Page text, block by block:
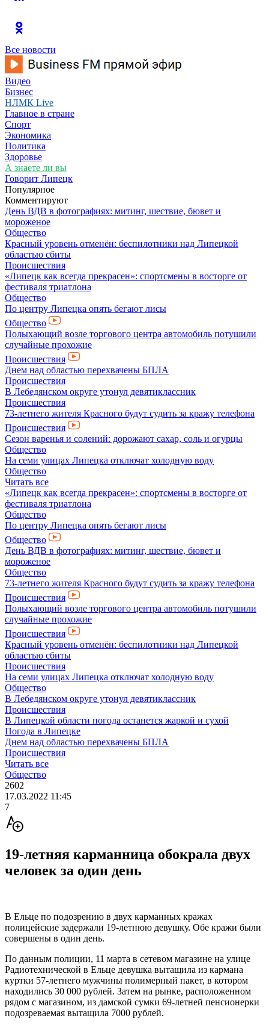
Все новости
Видео
Бизнес
НЛМК Live
Главное в стране
Спорт
Экономика
Политика
Здоровье
А знаете ли вы
Говорит Липецк
Популярное
Комментируют
День ВДВ в фотографиях: митинг, шествие, бювет и
мороженое
Общество
Красный уровень отменён: беспилотники над Липецкой
областью сбиты
Происшествия
«Липецк как всегда прекрасен»: спортсмены в восторге от
фестиваля триатлона
Общество
По центру Липецка опять бегают лисы
Общество
Полыхающий возле торгового центра автомобиль потушили
случайные прохожие
Происшествия
Днем над областью перехвачены БПЛА
Происшествия
В Лебедянском округе утонул девятиклассник
Происшествия
73-летнего жителя Красного будут судить за кражу телефона
Происшествия
Сезон варенья и солений: дорожают сахар, соль и огурцы
Общество
На семи улицах Липецка отключат холодную воду
Общество
Читать все
«Липецк как всегда прекрасен»: спортсмены в восторге от
фестиваля триатлона
Общество
По центру Липецка опять бегают лисы
Общество
День ВДВ в фотографиях: митинг, шествие, бювет и
мороженое
Общество
73-летнего жителя Красного будут судить за кражу телефона
Происшествия
Полыхающий возле торгового центра автомобиль потушили
случайные прохожие
Происшествия
Красный уровень отменён: беспилотники над Липецкой
областью сбиты
Происшествия
На семи улицах Липецка отключат холодную воду
Общество
В Лебедянском округе утонул девятиклассник
Происшествия
В Липецкой области погода останется жаркой и сухой
Погода в Липецке
Днем над областью перехвачены БПЛА
Происшествия
Читать все
Общество
2602
17.03.2022 11:45
7
19-летняя карманница обокрала двух
человек за один день
В Ельце по подозрению в двух карманных кражах
полицейские задержали 19-летнюю девушку. Обе кражи были
совершены в один день.
По данным полиции, 11 марта в сетевом магазине на улице
Радиотехнической в Ельце девушка вытащила из кармана
куртки 57-летнего мужчины полимерный пакет, в котором
находились 30 000 рублей. Затем на рынке, расположенном
рядом с магазином, из дамской сумки 69-летней пенсионерки
подозреваемая вытащила 7000 рублей.